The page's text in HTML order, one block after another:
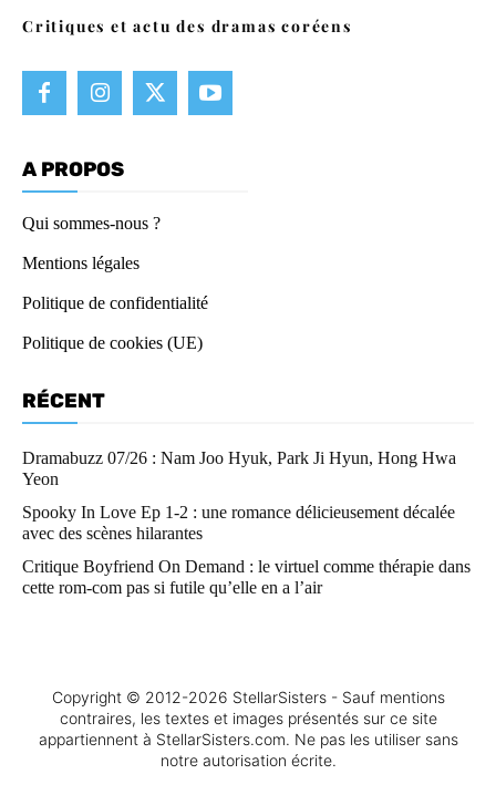
Critiques et actu des dramas coréens
A PROPOS
Qui sommes-nous ?
Mentions légales
Politique de confidentialité
Politique de cookies (UE)
RÉCENT
Dramabuzz 07/26 : Nam Joo Hyuk, Park Ji Hyun, Hong Hwa
Yeon
Spooky In Love Ep 1-2 : une romance délicieusement décalée
avec des scènes hilarantes
Critique Boyfriend On Demand : le virtuel comme thérapie dans
cette rom-com pas si futile qu’elle en a l’air
Copyright © 2012-2026 StellarSisters - Sauf mentions
contraires, les textes et images présentés sur ce site
appartiennent à StellarSisters.com. Ne pas les utiliser sans
notre autorisation écrite.